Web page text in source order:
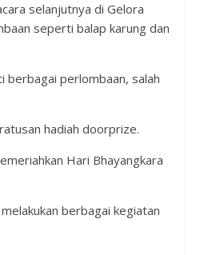
selanjutnya di Gelora
seperti balap karung dan
berbagai perlombaan, salah
hadiah doorprize.
Hari Bhayangkara
berbagai kegiatan